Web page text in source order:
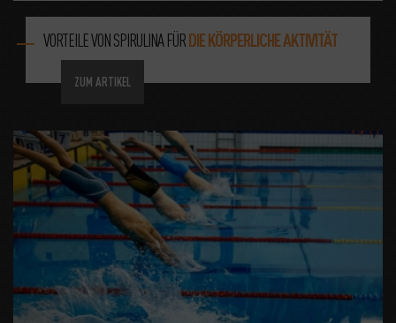
VORTEILE VON SPIRULINA FÜRDIE KÖRPERLICHE AKTIVITÄT
ZUM ARTIKEL